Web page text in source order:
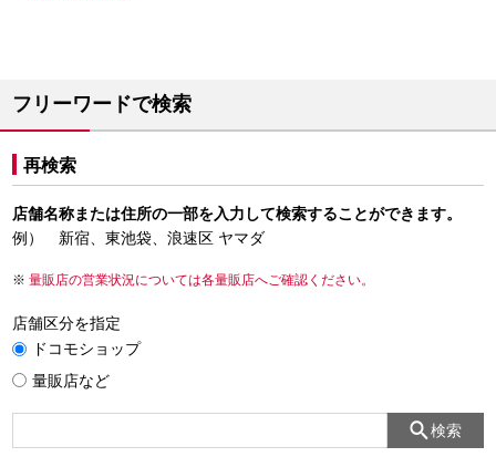
フリーワードで検索
再検索
店舗名称または住所の一部を入力して検索することができます。
例） 新宿、東池袋、浪速区 ヤマダ
量販店の営業状況については各量販店へご確認ください。
店舗区分を指定
ドコモショップ
量販店など
検索